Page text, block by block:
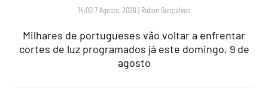
14:00 7 Agosto, 2026 | Rubén Gonçalves
Milhares de portugueses vão voltar a enfrentar
cortes de luz programados já este domingo, 9 de
agosto